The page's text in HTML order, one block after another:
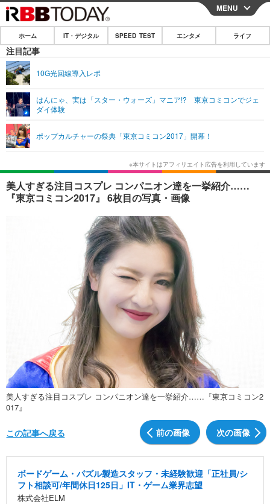
CLOSE
ホーム
IT・デジタル
ネタ
ショッピング その他
SPEED TEST
エンタメ
エンタメTOP 映画・ドラマ
韓国・芸能
音楽 スポーツ
ショッピング
ライフ
ライフTOP グルメ
ペット ショッピング
リリース一覧
プッシュ通知の停止方法
MENU
ホーム IT・デジタル SPEED TEST エンタメ ライフ
注目記事
10G光回線導入レポ
はんにゃ、実は「スター・ウォーズ」マニア!? 東京コミコンでジェ
ダイ体験
ポップカルチャーの祭典「東京コミコン2017」開幕！
美人すぎる注目コスプレ コンパニオン達を一挙紹介……
『東京コミコン2017』 6枚目の写真・画像
美人すぎる注目コスプレ コンパニオン達を一挙紹介……『東京コミコン2
017』
前の画像 次の画像
この記事へ戻る
ボードゲーム・パズル製造スタッフ・未経験歓迎「正社員/シ
フト相談可/年間休日125日」IT・ゲーム業界志望
株式会社ELM